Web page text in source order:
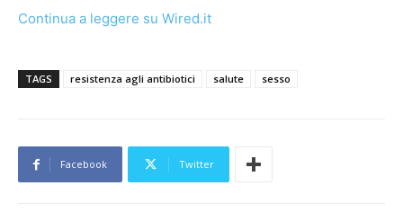
Continua a leggere su Wired.it
TAGS resistenza agli antibiotici salute sesso
Facebook Twitter